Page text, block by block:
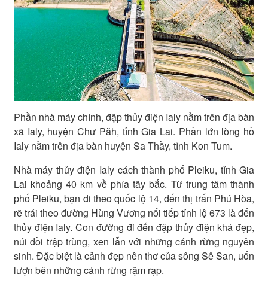
Phần nhà máy chính, đập thủy điện Ialy nằm trên địa bàn
xã Ialy, huyện Chư Păh, tỉnh Gia Lai. Phần lớn lòng hồ
Ialy nằm trên địa bàn huyện Sa Thầy, tỉnh Kon Tum.
Nhà máy thủy điện Ialy cách thành phố Pleiku, tỉnh Gia
Lai khoảng 40 km về phía tây bắc. Từ trung tâm thành
phố Pleiku, bạn đi theo quốc lộ 14, đến thị trấn Phú Hòa,
rẽ trái theo đường Hùng Vương nối tiếp tỉnh lộ 673 là đến
thủy điện Ialy. Con đường đi đến đập thủy điện khá đẹp,
núi đồi trập trùng, xen lẫn với những cánh rừng nguyên
sinh. Đặc biệt là cảnh đẹp nên thơ của sông Sê San, uốn
lượn bên những cánh rừng rậm rạp.